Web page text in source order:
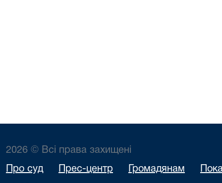
2026 © Всі права захищені
Про суд Прес-центр Громадянам